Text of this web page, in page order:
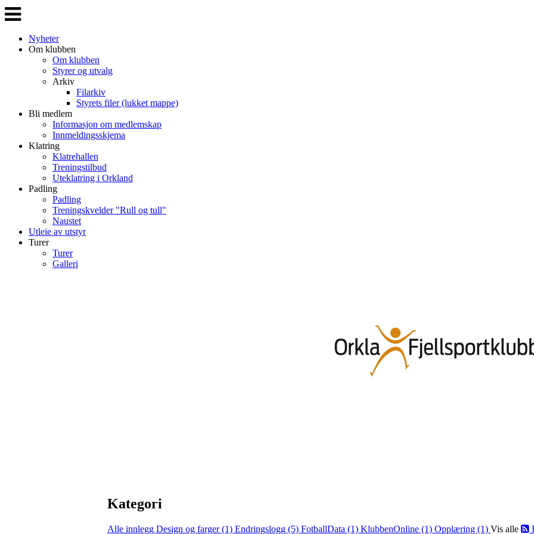
Veksle
navigasjon
Nyheter
Om klubben
Om klubben
Styrer og utvalg
Arkiv
Filarkiv
Styrets filer (lukket mappe)
Bli medlem
Informasjon om medlemskap
Innmeldingsskjema
Klatring
Klatrehallen
Treningstilbud
Uteklatring i Orkland
Padling
Padling
Treningskvelder "Rull og tull"
Naustet
Utleie av utstyr
Turer
Turer
Galleri
Kategori
Alle innlegg Design og farger (1) Endringslogg (5) FotballData (1) KlubbenOnline (1) Opplæring (1) Vis alle